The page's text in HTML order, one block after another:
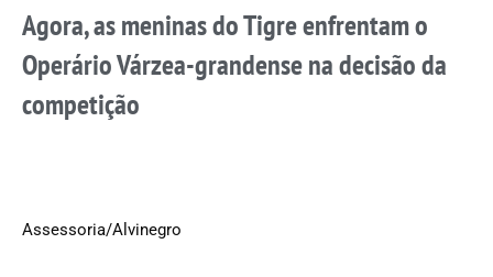
Agora, as meninas do Tigre enfrentam o
Operário Várzea-grandense na decisão da
competição
Assessoria/Alvinegro